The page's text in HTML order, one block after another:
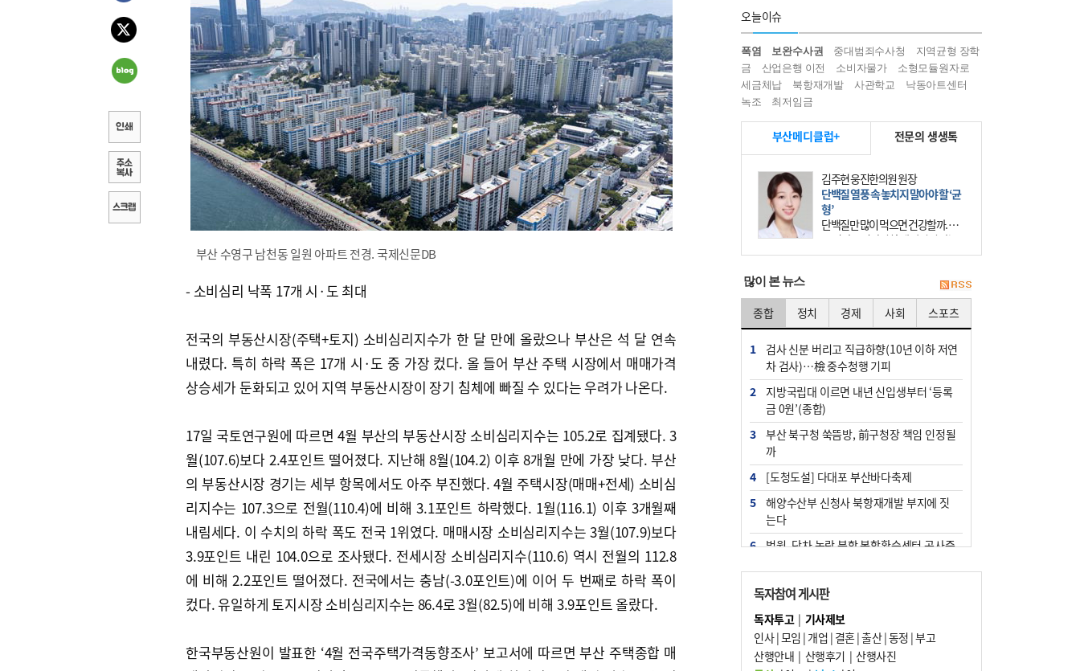
부산 수영구 남천동 일원 아파트 전경. 국제신문DB
- 소비심리 낙폭 17개 시·도 최대
전국의 부동산시장(주택+토지) 소비심리지수가 한 달 만에 올랐으나 부산은 석 달 연속
내렸다. 특히 하락 폭은 17개 시·도 중 가장 컸다. 올 들어 부산 주택 시장에서 매매가격
상승세가 둔화되고 있어 지역 부동산시장이 장기 침체에 빠질 수 있다는 우려가 나온다.
17일 국토연구원에 따르면 4월 부산의 부동산시장 소비심리지수는 105.2로 집계됐다. 3
월(107.6)보다 2.4포인트 떨어졌다. 지난해 8월(104.2) 이후 8개월 만에 가장 낮다. 부산
의 부동산시장 경기는 세부 항목에서도 아주 부진했다. 4월 주택시장(매매+전세) 소비심
리지수는 107.3으로 전월(110.4)에 비해 3.1포인트 하락했다. 1월(116.1) 이후 3개월째
내림세다. 이 수치의 하락 폭도 전국 1위였다. 매매시장 소비심리지수는 3월(107.9)보다
3.9포인트 내린 104.0으로 조사됐다. 전세시장 소비심리지수(110.6) 역시 전월의 112.8
에 비해 2.2포인트 떨어졌다. 전국에서는 충남(-3.0포인트)에 이어 두 번째로 하락 폭이
컸다. 유일하게 토지시장 소비심리지수는 86.4로 3월(82.5)에 비해 3.9포인트 올랐다.
한국부동산원이 발표한 ‘4월 전국주택가격동향조사’ 보고서에 따르면 부산 주택종합 매
오늘이슈
폭염 보완수사권 중대범죄수사청
지역균형 장학
금
산업은행 이전 소비자물가
소형모듈원자로
세금체납
북항재개발 사관학교
낙동아트센터
녹조
최저임금
부산메디클럽+ 전문의 생생톡
김주현 웅진한의원 원장
단백질 열풍 속 놓치지 말아야 할 ‘균
형’
단백질만 많이 먹으면 건강할까. 요
즘 건강을 이야기할 때 빠지지 않는
키워드가 단백질이다. 헬스장을 다니
많이 본 뉴스
종합 정치 경제 사회 스포츠
1
검사 신분 버리고 직급하향(10년 이하 저연
차 검사)…檢 중수청행 기피
2
지방국립대 이르면 내년 신입생부터 ‘등록
금 0원’(종합)
3
부산 북구청 쑥뜸방, 前구청장 책임 인정될
까
4
[도청도설] 다대포 부산바다축제
5
해양수산부 신청사 북항재개발 부지에 짓
는다
6
법원, 단차 논란 북항 복합환승센터 공사중
7
지역 상권도 말라죽을 판이라…가뭄 속 밀
양물축제 강행 논란
8
통영시민 추석 전 35만 원 받는다
9
부산 철강공장 50대 노동자 추락사
독자참여 게시판
독자투고| 기사제보
인사|모임 | 개업 | 결혼|출산|동정 |부고
산행안내 | 산행후기 | 산행사진